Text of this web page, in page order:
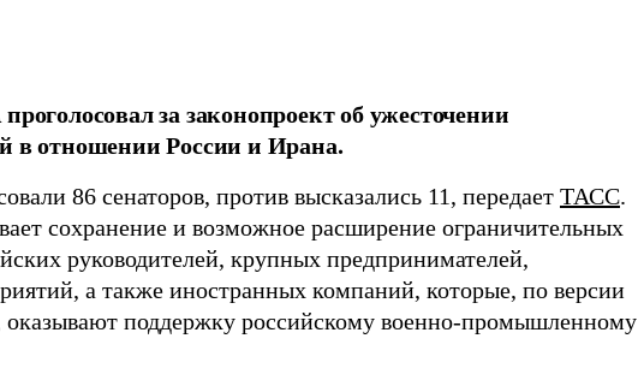
за законопроект об ужесточении
в отношении России и Ирана.
86 сенаторов, против высказались 11, передает ТАСС.
сохранение и возможное расширение ограничительных
руководителей, крупных предпринимателей,
а также иностранных компаний, которые, по версии
оказывают поддержку российскому военно-промышленному